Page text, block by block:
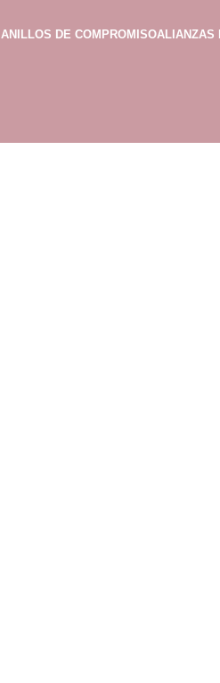
ANILLOS DE COMPROMISOALIANZAS